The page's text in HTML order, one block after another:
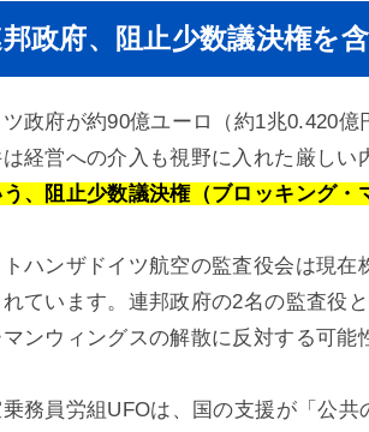
政府、阻止少数議決権を
ツ政府が約90億ユーロ（約1兆0.420
経営への介入も視野に入れた厳しい
う、阻止少数議決権（ブロッキング
トハンザドイツ航空の監査役会は現
れています。連邦政府の2名の監査役
マンウィングスの解散に反対する可能
務員労組UFOは、国の支援が「公共